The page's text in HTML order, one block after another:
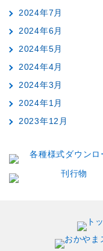
2024年7月
2024年6月
2024年5月
2024年4月
2024年3月
2024年1月
2023年12月